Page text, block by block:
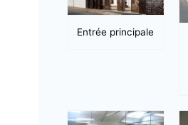
Entrée principale